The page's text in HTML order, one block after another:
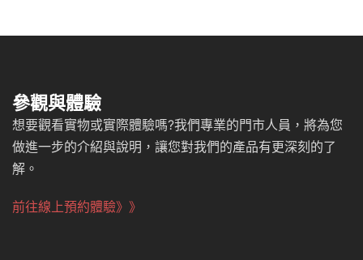
參觀與體驗
想要觀看實物或實際體驗嗎?我們專業的門市人員，將為您
做進一步的介紹與說明，讓您對我們的產品有更深刻的了
解。
前往線上預約體驗》》